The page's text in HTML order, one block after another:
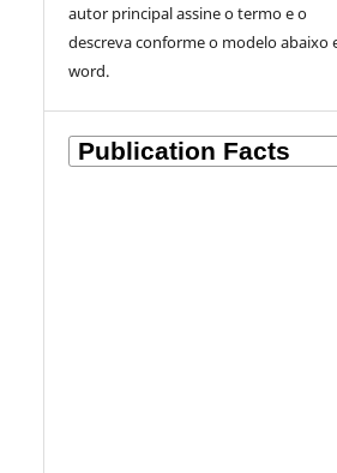
autor principal assine o termo e o
descrevaconforme o modelo abaixo
word.